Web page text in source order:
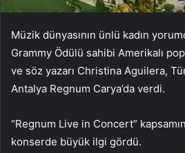
Müzik dünyasının ünlü kadın
Grammy Ödülü sahibi Amerikalı
ve söz yazarı Christina Aguilera,
Antalya Regnum Carya’da verdi.
“Regnum Live in Concert”
konserde büyük ilgi gördü.